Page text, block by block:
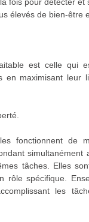
élevés de bien-être
est celle qui
en maximisant leur
fonctionnent de
simultanément
tâches. Elles
rôle spécifique.
les